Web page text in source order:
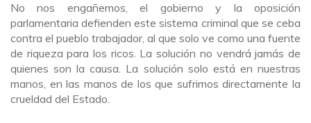
No nos engañemos, el gobierno y la oposición
parlamentaria defienden este sistema criminal que se ceba
contra el pueblo trabajador, al que solo ve como una fuente
de riqueza para los ricos. La solución no vendrá jamás de
quienes son la causa. La solución solo está en nuestras
manos, en las manos de los que sufrimos directamente la
crueldad del Estado.